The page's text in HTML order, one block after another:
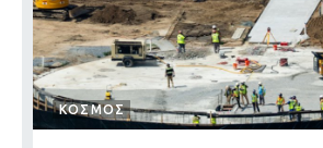
ΚΟΣΜΟΣ